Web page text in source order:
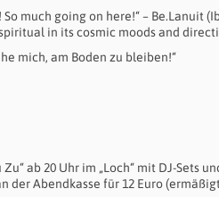
much going on here!“ – Be.Lanuit
in its cosmic moods and
mich, am Boden zu bleiben!“
ab 20 Uhr im „Loch“ mit DJ-Sets
der Abendkasse für 12 Euro